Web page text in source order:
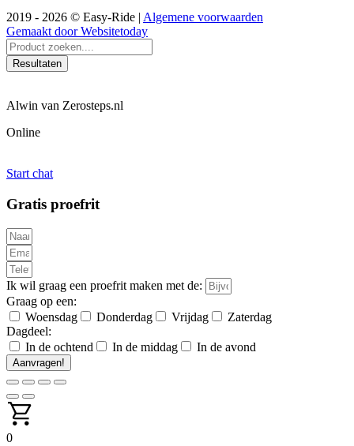
2019 - 2026 © Easy-Ride | Algemene voorwaarden
Gemaakt door Websitetoday
Search
...Resultaten
Alwin van Zerosteps.nl
Online
Start chat
Gratis proefrit
Ik wil graag een proefrit maken met de:
Graag op een:
Woensdag
Donderdag Vrijdag
Zaterdag
Dagdeel:
In de ochtend
In de middag In de avond
Aanvragen!
0